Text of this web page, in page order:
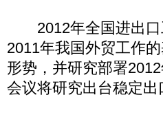
2012年全国进出口
2011年我国外贸工作
形势，并研究部署
会议将研究出台稳定出